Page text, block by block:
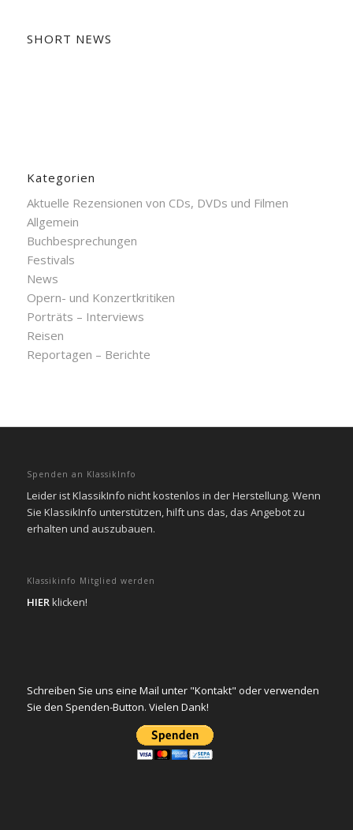
SHORT NEWS
Kategorien
Aktuelle Rezensionen von CDs, DVDs und Filmen
Allgemein
Buchbesprechungen
Festivals
News
Opern- und Konzertkritiken
Porträts – Interviews
Reisen
Reportagen – Berichte
Spenden an KlassikInfo
Leider ist KlassikInfo nicht kostenlos in der Herstellung. Wenn
Sie KlassikInfo unterstützen, hilft uns das, das Angebot zu
erhalten und auszubauen.
Klassikinfo Mitglied werden
HIERklicken!
Schreiben Sie uns eine Mail unter "Kontakt" oder verwenden
Sie den Spenden-Button. Vielen Dank!